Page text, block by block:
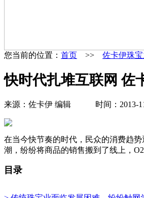
您当前的位置： 首页 >> 佐卡伊珠
快时代扎堆互联网 佐
来源：佐卡伊 编辑 时间：
在当今快节奏的时代，民众的消费趋
潮，纷纷将商品的销售搬到了线上，
目录